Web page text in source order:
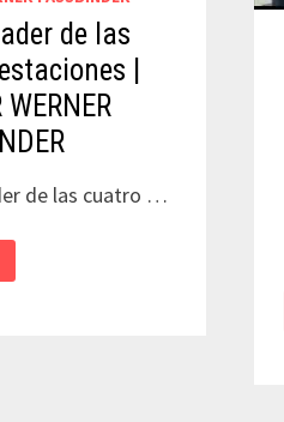
de las
|
de las cuatro …